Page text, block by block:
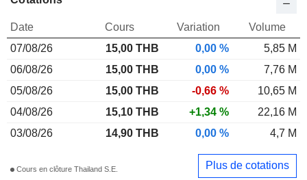
Date Cours Variation
Volume
07/08/26
15,00 THB 0,00 %
5,85 M
06/08/26
15,00 THB 0,00 %
7,76 M
05/08/26
15,00 THB -0,66 %
10,65 M
04/08/26
15,10 THB +1,34 %
22,16 M
03/08/26
14,90 THB 0,00 % 4,7 M
Cours en clôture Thailand S.E. Plus de cotations